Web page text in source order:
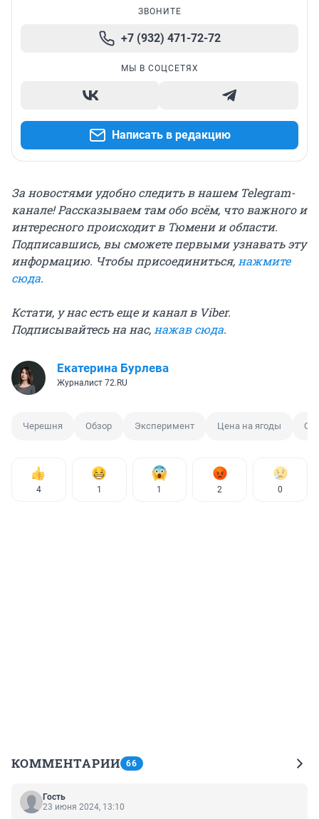
ЗВОНИТЕ
+7 (932) 471-72-72
МЫ В СОЦСЕТЯХ
Написать в редакцию
За новостями удобно следить в нашем Telegram-
канале! Рассказываем там обо всём, что важного и
интересного происходит в Тюмени и области.
Подписавшись, вы сможете первыми узнавать эту
информацию. Чтобы присоединиться, нажмите
сюда.
Кстати, у нас есть еще и канал в Viber.
Подписывайтесь на нас, нажав сюда.
Екатерина Бурлева
Журналист 72.RU
Черешня Обзор Эксперимент Цена на ягоды
4 1 1 2 0
КОММЕНТАРИИ 66
Гость
23 июня 2024, 13:10